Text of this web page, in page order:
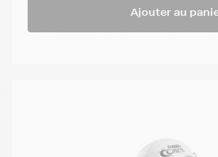
Ajouter au